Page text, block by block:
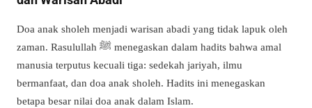
Doa anak sholeh menjadi warisan abadi yang tidak lapuk oleh
zaman. Rasulullah ﷺ menegaskan dalam hadits bahwa amal
manusia terputus kecuali tiga: sedekah jariyah, ilmu
bermanfaat, dan doa anak sholeh. Hadits ini menegaskan
betapa besar nilai doa anak dalam Islam.